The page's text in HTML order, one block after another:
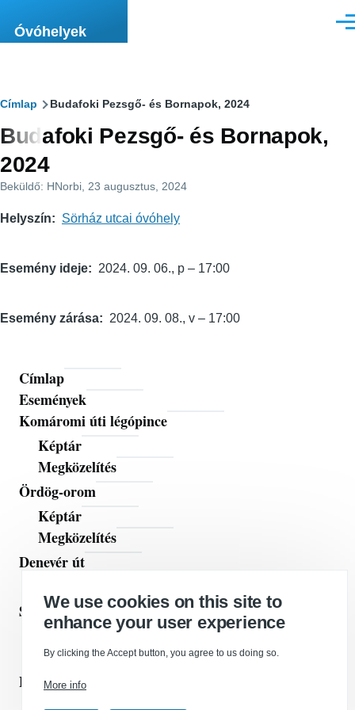
Óvóhelyek
Morzsa
Címlap Budafoki Pezsgő- és Bornapok, 2024
Budafoki Pezsgő- és Bornapok,
2024
Beküldő: HNorbi , 23 augusztus, 2024
Helyszín Sörház utcai óvóhely
Esemény ideje 2024. 09. 06., p – 17:00
Esemény zárása 2024. 09. 08., v – 17:00
navigáció
Címlap
Események
Komáromi úti légópince
Képtár
Megközelítés
Ördög-orom
Képtár
Megközelítés
Denevér út
Sörház utca
Képtár
Megközelítés
Elérhetőségek
We use cookies on this site to
enhance your user experience
By clicking the Accept button, you agree to us doing so.
More info